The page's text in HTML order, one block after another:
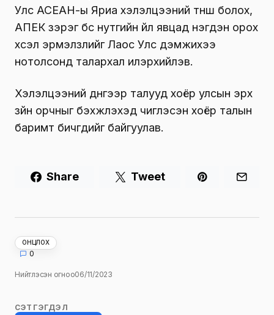
Улс АСЕАН-ы Яриа хэлэлцээний түнш болох,
АПЕК зэрэг бүс нутгийн үйл явцад нэгдэн орох
хүсэл эрмэлзлийг Лаос Улс дэмжихээ
нотолсонд талархал илэрхийлэв.
Хэлэлцээний дүнгээр талууд хоёр улсын эрх
зүйн орчныг бэхжүүлэхэд чиглэсэн хоёр талын
баримт бичгүүдийг байгуулав.
Share Tweet
ОНЦЛОХ
0
Нийтлэсэн огноо06/11/2023
СЭТГЭГДЭЛ